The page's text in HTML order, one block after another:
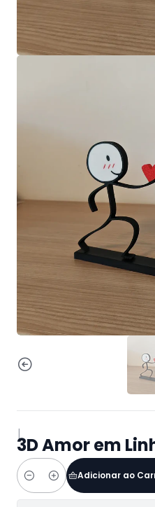
|
3D Amor em
Quantidade
Adicionar ao